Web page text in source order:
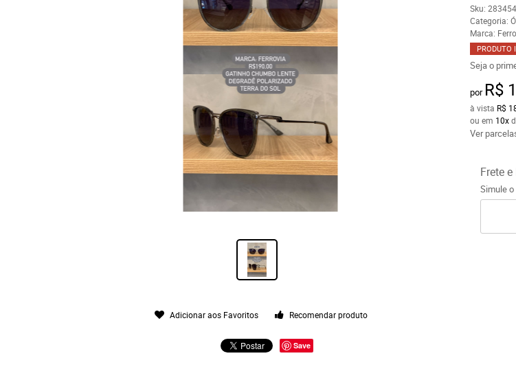
Adicionar aos Favoritos Recomendar produto
Save
Sku: 283454
Categoria:
Marca:
PRODUTO
Seja o
por R$
à vista R$
ou em 10x
Ver
Frete
Simule